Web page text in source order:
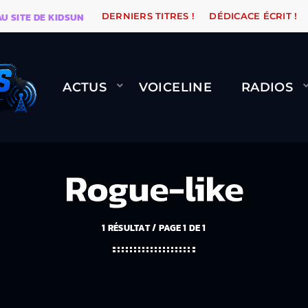
KIDSUNE WARÉTRO ORANGE ROAD QUI
DERNIERS TITRES ! DÉDICACE ÉCRIT !
ACTUS VOICELINE RADIOS
Rogue-like
1 RÉSULTAT / PAGE 1 DE 1